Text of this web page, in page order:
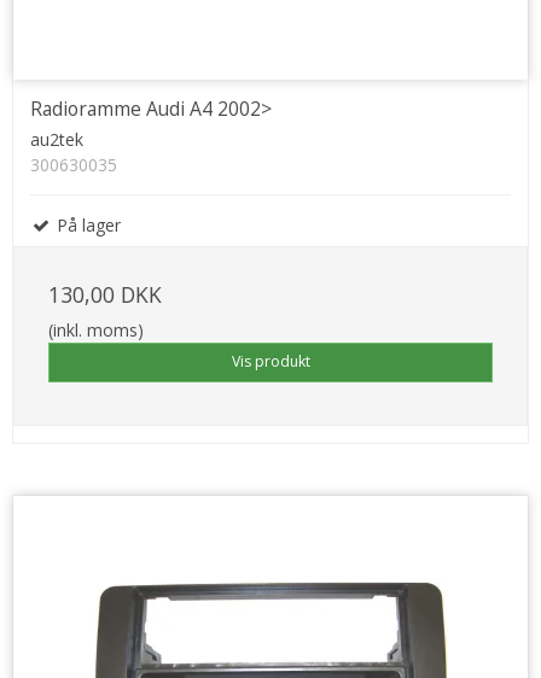
Radioramme Audi A4 2002>
au2tek
300630035
På lager
130,00 DKK
(inkl. moms)
Vis produkt